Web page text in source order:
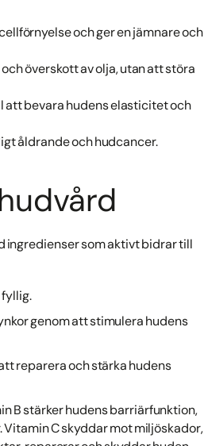
och ger en jämnare och
överskott av olja, utan att störa
att bevara hudens elasticitet och
åldrande och hudcancer.
ingredienser som aktivt bidrar till
genom att stimulera hudens
reparera och stärka hudens
B stärker hudens barriärfunktion,
C skyddar mot miljöskador,